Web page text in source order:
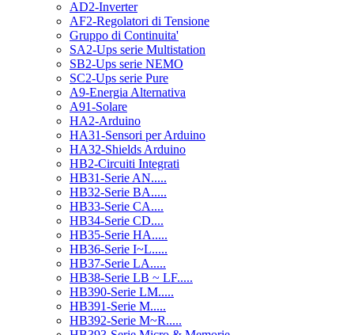
AD2-Inverter
AF2-Regolatori di Tensione
Gruppo di Continuita'
SA2-Ups serie Multistation
SB2-Ups serie NEMO
SC2-Ups serie Pure
A9-Energia Alternativa
A91-Solare
HA2-Arduino
HA31-Sensori per Arduino
HA32-Shields Arduino
HB2-Circuiti Integrati
HB31-Serie AN.....
HB32-Serie BA.....
HB33-Serie CA....
HB34-Serie CD....
HB35-Serie HA.....
HB36-Serie I~L.....
HB37-Serie LA.....
HB38-Serie LB ~ LF.....
HB390-Serie LM.....
HB391-Serie M.....
HB392-Serie M~R.....